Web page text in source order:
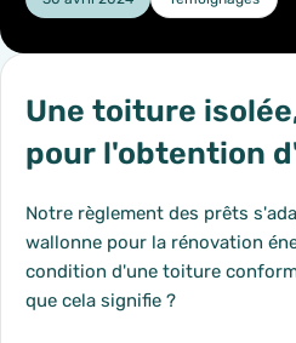
Catégorie :
Une toiture
pour l'obtention
Notre règlement des prêts
wallonne pour la rénovation
condition d'une toiture
que cela signifie ?